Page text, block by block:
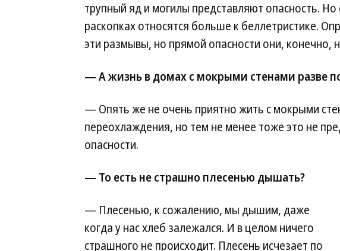
трупный яд и могилы представляют опасность.
раскопках относятся больше к беллетристике.
эти размывы, но прямой опасности они, конечно,
— А жизнь в домах с мокрыми стенами разве
— Опять же не очень приятно жить с мокрыми
переохлаждения, но тем не менее тоже это не
опасности.
— То есть не страшно плесенью дышать?
— Плесенью, к сожалению, мы дышим, даже
когда у нас хлеб залежался. И в целом ничего
страшного не происходит. Плесень исчезает по